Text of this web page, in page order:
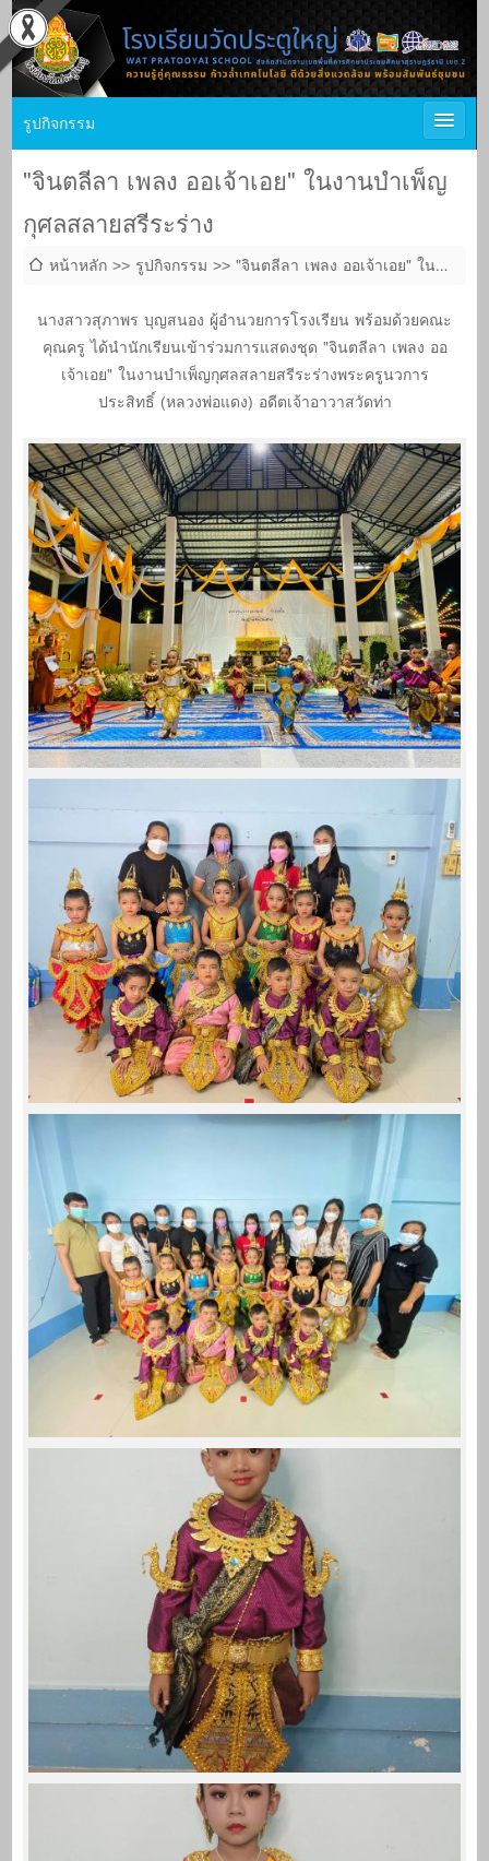
รูปกิจกรรม
"จินตลีลา เพลง ออเจ้าเอย" ในงานบำเพ็ญ
กุศลสลายสรีระร่าง
หน้าหลัก รูปกิจกรรม
"จินตลีลา เพลง ออเจ้าเอย" ใน
นางสาวสุภาพร บุญสนอง ผู้อำนวยการโรงเรียน พร้อมด้วยคณะ
คุณครู ได้นำนักเรียนเข้าร่วมการแสดงชุด "จินตลีลา เพลง ออ
เจ้าเอย" ในงานบำเพ็ญกุศลสลายสรีระร่างพระครูนวการ
ประสิทธิ์ (หลวงพ่อแดง) อดีตเจ้าอาวาสวัดท่า